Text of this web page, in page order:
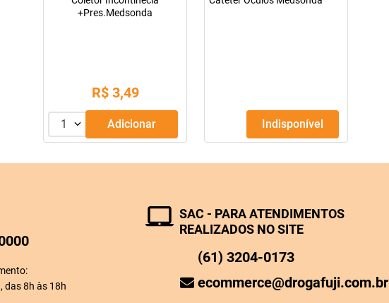
+Pres.Medsonda
R$ 3,49
1 Adicionar Indisponível
das 8h às 18h
SAC - PARA ATENDIMENTOS
REALIZADOS NO SITE
(61) 3204-0173
ecommerce@drogafuji.com.br